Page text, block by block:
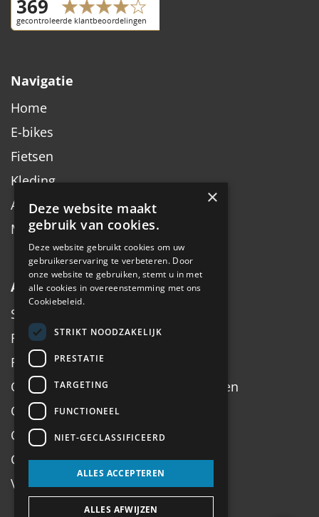
Navigatie
Home
E-bikes
Fietsen
Kleding
Accessoires
Merken
Algemeen
Service
Fiets inruilen
Fietsadvies op maat
Onderhoud, Service, Halen & Brengen
Onderhoud Brompton
Openingstijden
Contact
Veel gestelde vragen
×
Deze website maakt
gebruik van cookies.
Deze website gebruikt cookies om uw
gebruikerservaring te verbeteren. Door
onze website te gebruiken, stemt u in met
alle cookies in overeenstemming met ons
Cookiebeleid.
STRIKT NOODZAKELIJK
PRESTATIE
TARGETING
FUNCTIONEEL
NIET-GECLASSIFICEERD
ALLES ACCEPTEREN
ALLES AFWIJZEN